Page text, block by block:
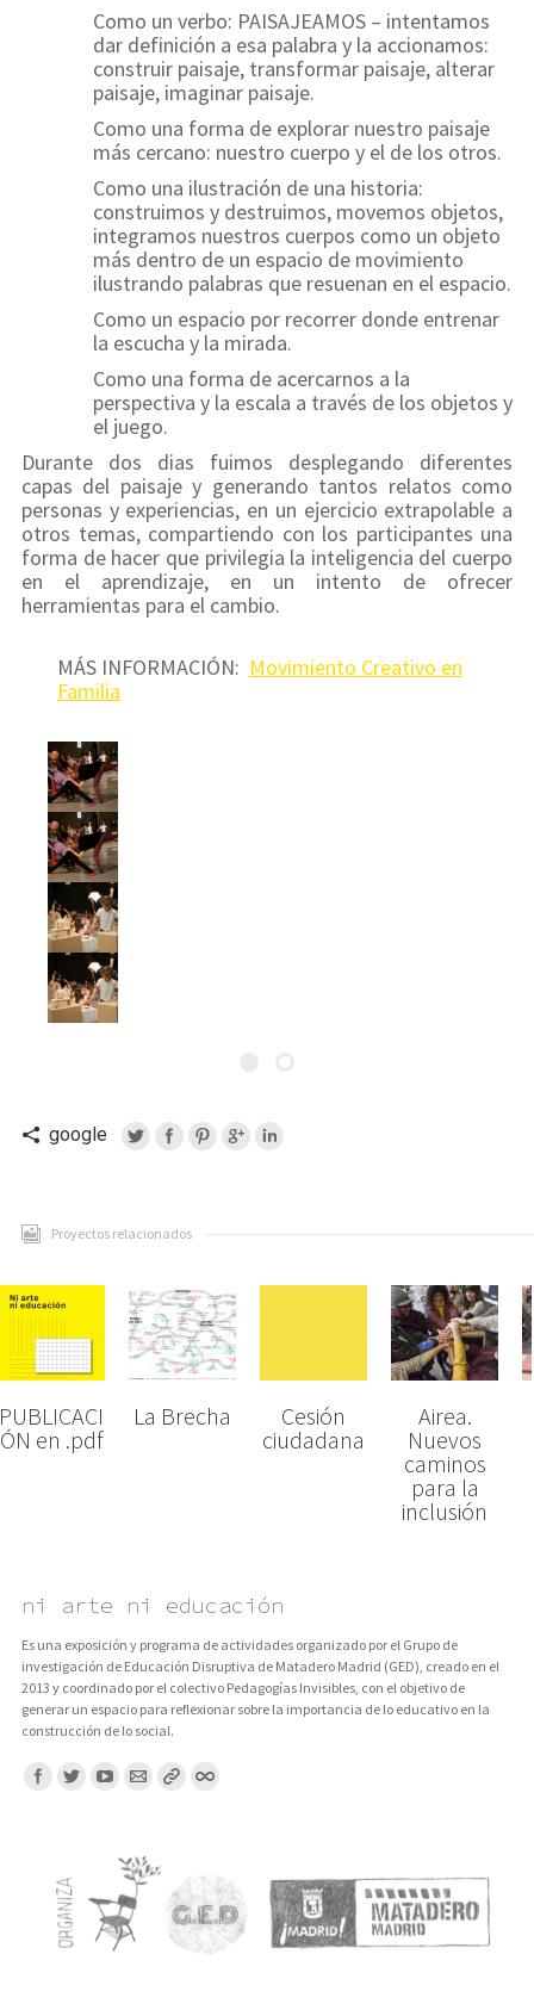
Como un verbo: PAISAJEAMOS – intentamos
dar definición a esa palabra y la accionamos:
construir paisaje, transformar paisaje, alterar
paisaje, imaginar paisaje.
Como una forma de explorar nuestro paisaje
más cercano: nuestro cuerpo y el de los otros.
Como una ilustración de una historia:
construimos y destruimos, movemos objetos,
integramos nuestros cuerpos como un objeto
más dentro de un espacio de movimiento
ilustrando palabras que resuenan en el espacio.
Como un espacio por recorrer donde entrenar
la escucha y la mirada.
Como una forma de acercarnos a la
perspectiva y la escala a través de los objetos y
el juego.
Durante dos dias fuimos desplegando diferentes
capas del paisaje y generando tantos relatos como
personas y experiencias, en un ejercicio extrapolable a
otros temas, compartiendo con los participantes una
forma de hacer que privilegia la inteligencia del cuerpo
en el aprendizaje, en un intento de ofrecer
herramientas para el cambio.
MÁS INFORMACIÓN: Movimiento Creativo en
Familia
google
Proyectos relacionados
PUBLICACI
ÓN en .pdf
La Brecha
Cesión
ciudadana
Airea.
Nuevos
caminos
para la
inclusión
ni arte ni educación
Es una exposición y programa de actividades organizado por el Grupo de
investigación de Educación Disruptiva de Matadero Madrid (GED), creado en el
2013 y coordinado por el colectivo Pedagogías Invisibles, con el objetivo de
generar un espacio para reflexionar sobre la importancia de lo educativo en la
construcción de lo social.
Encuentranos